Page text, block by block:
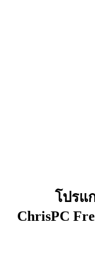
โปรแ
ChrisPC